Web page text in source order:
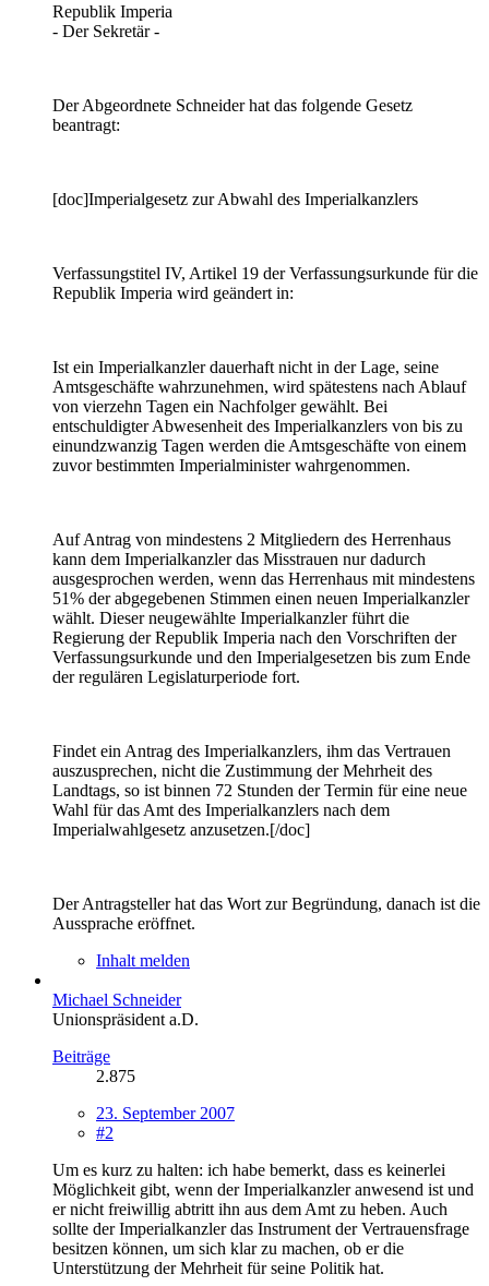
Republik Imperia
- Der Sekretär -
Der Abgeordnete Schneider hat das folgende Gesetz
beantragt:
[doc]Imperialgesetz zur Abwahl des Imperialkanzlers
Verfassungstitel IV, Artikel 19 der Verfassungsurkunde für die
Republik Imperia wird geändert in:
Ist ein Imperialkanzler dauerhaft nicht in der Lage, seine
Amtsgeschäfte wahrzunehmen, wird spätestens nach Ablauf
von vierzehn Tagen ein Nachfolger gewählt. Bei
entschuldigter Abwesenheit des Imperialkanzlers von bis zu
einundzwanzig Tagen werden die Amtsgeschäfte von einem
zuvor bestimmten Imperialminister wahrgenommen.
Auf Antrag von mindestens 2 Mitgliedern des Herrenhaus
kann dem Imperialkanzler das Misstrauen nur dadurch
ausgesprochen werden, wenn das Herrenhaus mit mindestens
51% der abgegebenen Stimmen einen neuen Imperialkanzler
wählt. Dieser neugewählte Imperialkanzler führt die
Regierung der Republik Imperia nach den Vorschriften der
Verfassungsurkunde und den Imperialgesetzen bis zum Ende
der regulären Legislaturperiode fort.
Findet ein Antrag des Imperialkanzlers, ihm das Vertrauen
auszusprechen, nicht die Zustimmung der Mehrheit des
Landtags, so ist binnen 72 Stunden der Termin für eine neue
Wahl für das Amt des Imperialkanzlers nach dem
Imperialwahlgesetz anzusetzen.[/doc]
Der Antragsteller hat das Wort zur Begründung, danach ist die
Aussprache eröffnet.
Inhalt melden
Michael Schneider
Unionspräsident a.D.
Beiträge
2.875
23. September 2007
#2
Um es kurz zu halten: ich habe bemerkt, dass es keinerlei
Möglichkeit gibt, wenn der Imperialkanzler anwesend ist und
er nicht freiwillig abtritt ihn aus dem Amt zu heben. Auch
sollte der Imperialkanzler das Instrument der Vertrauensfrage
besitzen können, um sich klar zu machen, ob er die
Unterstützung der Mehrheit für seine Politik hat.